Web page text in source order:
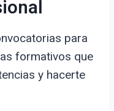
para
formativos que
y hacerte